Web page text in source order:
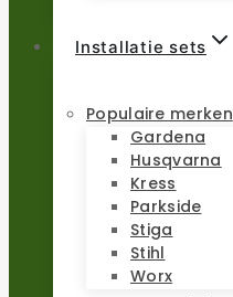
Installatie sets
Populaire merken
Gardena
Husqvarna
Kress
Parkside
Stiga
Stihl
Worx